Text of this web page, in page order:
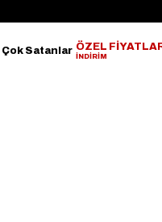
Çok Satanlar ÖZEL
İNDİRİM